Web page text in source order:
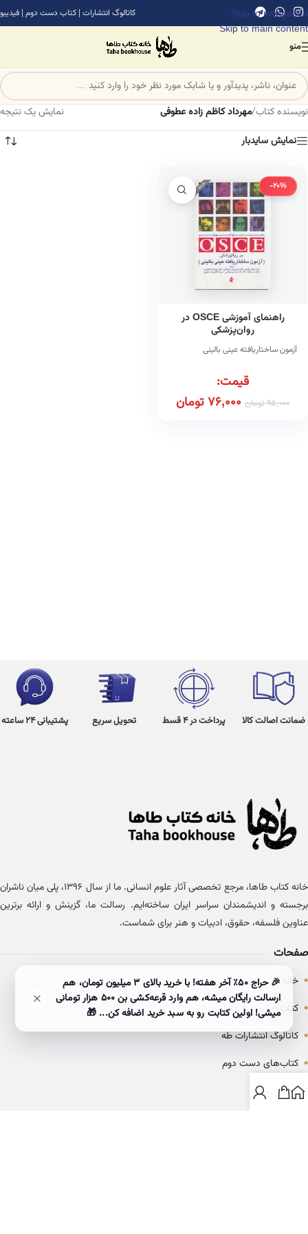
Skip to navigation
Skip to main content
کاتالوگ انتشارات | کتاب دست دوم | فیدیبو
منو
نویسنده کتاب/مهرداد کاظم زاده عطوفی
نمایش یک نتیجه
نمایش سایدبار
-20%
راهنمای آموزشی OSCE در
روان‌پزشکی
آزمون ساختاریافته عینی بالینی
قیمت:
95,000تومان 76,000تومان
ضمانت اصالت کالا پرداخت در 4 قسط تحویل سریع پشتیبانی 24 ساعته
خانه کتاب طاها، مرجع تخصصی آثار علوم انسانی. ما از سال ۱۳۹۶، پلی میان ناشران
برجسته و اندیشمندان سراسر ایران ساخته‌ایم. رسالت ما، گزینش و ارائه برترین
عناوین فلسفه، حقوق، ادبیات و هنر برای شماست.
صفحات
• خانه
• کتاب‌ها
• کاتالوگ انتشارات طه
• کتاب‌های دست دوم
• بلاگ
🎉 حراج ۵۰٪ آخر هفته! با خرید بالای 3 میلیون تومان، هم
ارسالت رایگان میشه، هم وارد قرعه‌کشی بن ۵۰۰ هزار تومانی
میشی! اولین کتابت رو به سبد خرید اضافه کن... 🎁